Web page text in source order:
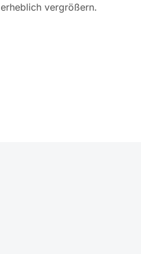
erheblich vergrößern.